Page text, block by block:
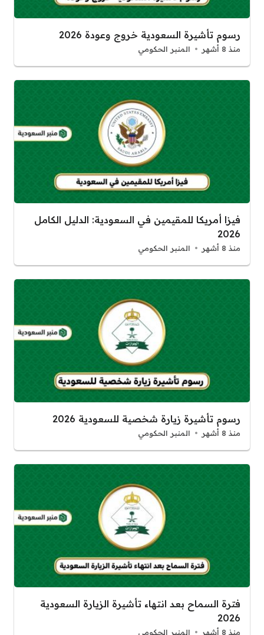
رسوم تأشيرة السعودية خروج وعودة 2026
منذ 8 أشهر المنبر الحكومي
فيزا أمريكا للمقيمين في السعودية: الدليل الكامل
2026
منذ 8 أشهر المنبر الحكومي
رسوم تأشيرة زيارة شخصية للسعودية 2026
منذ 8 أشهر المنبر الحكومي
فترة السماح بعد انتهاء تأشيرة الزيارة السعودية
2026
منذ 8 أشهر المنبر الحكومي